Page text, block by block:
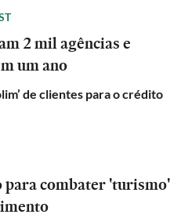
2 mil agências e
um ano
de clientes para o crédito
para combater 'turismo'